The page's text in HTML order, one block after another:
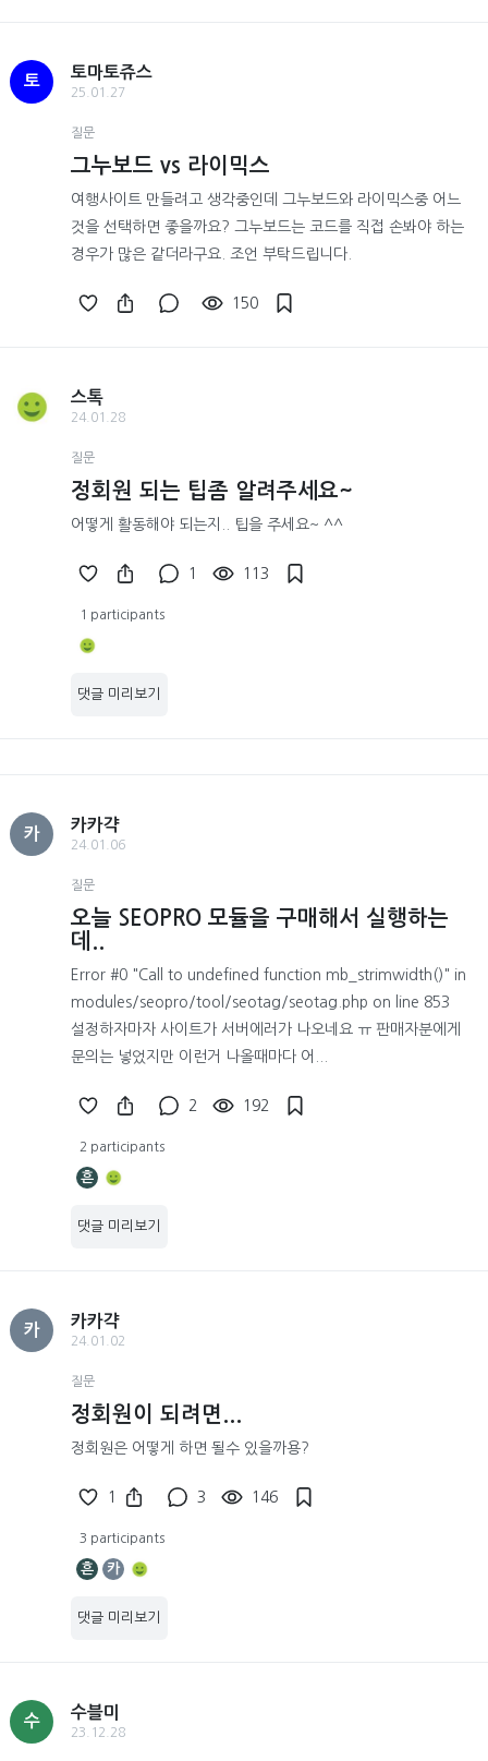
토
토마토쥬스
25.01.27
질문
그누보드 vs 라이믹스
여행사이트 만들려고 생각중인데 그누보드와 라이믹스중 어느
것을 선택하면 좋을까요? 그누보드는 코드를 직접 손봐야 하는
경우가 많은 같더라구요. 조언 부탁드립니다.
150
스톡
24.01.28
질문
정회원 되는 팁좀 알려주세요~
어떻게 활동해야 되는지.. 팁을 주세요~ ^^
1 113
1 participants
댓글 미리보기
카
카카갹
24.01.06
질문
오늘 SEOPRO 모듈을 구매해서 실행하는
데..
Error #0 "Call to undefined function mb_strimwidth()" in
modules/seopro/tool/seotag/seotag.php on line 853
설정하자마자 사이트가 서버에러가 나오네요 ㅠ 판매자분에게
문의는 넣었지만 이런거 나올때마다 어...
2 192
2 participants
흔
댓글 미리보기
카
카카갹
24.01.02
질문
정회원이 되려면...
정회원은 어떻게 하면 될수 있을까용?
1 3 146
3 participants
흔 카
댓글 미리보기
수
수블미
23.12.28